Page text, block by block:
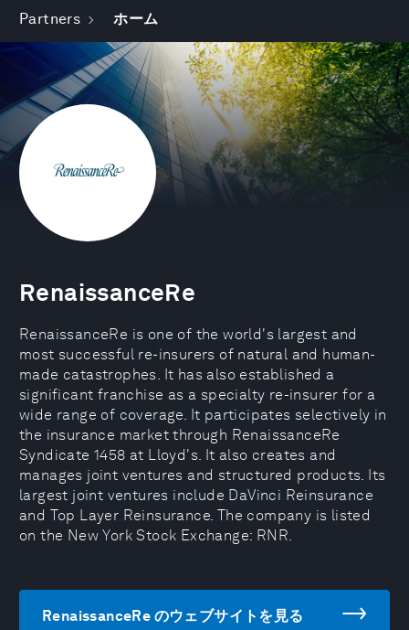
Partners ホーム
RenaissanceRe
RenaissanceRe is one of the world's largest and
most successful re-insurers of natural and human-
made catastrophes. It has also established a
significant franchise as a specialty re-insurer for a
wide range of coverage. It participates selectively in
the insurance market through RenaissanceRe
Syndicate 1458 at Lloyd's. It also creates and
manages joint ventures and structured products. Its
largest joint ventures include DaVinci Reinsurance
and Top Layer Reinsurance. The company is listed
on the New York Stock Exchange: RNR.
RenaissanceRe のウェブサイトを見る